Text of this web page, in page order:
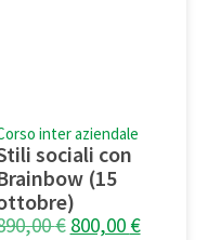
inter aziendale
sociali con
(15
€ 800,00€